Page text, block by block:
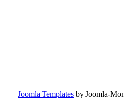
Joomla Templates by Joomla-